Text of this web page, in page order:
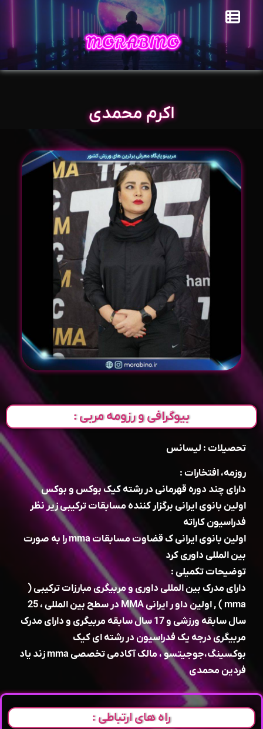
اکرم محمدی
بیوگرافی و رزومه مربی :
تحصیلات : لیسانس
روزمه، افتخارات :
دارای چند دوره قهرمانی در رشته کیک بوکس و بوکس
اولین بانوی ایرانی برگزار کننده مسابقات ترکیبی زیر نظر
فدراسیون کاراته
اولین بانوی ایرانی ک قضاوت مسابقات mma را به صورت
بین المللی داوری کرد
توضیحات تکمیلی :
دارای مدرک بین المللی داوری و مربیگری مبارزات ترکیبی (
mma ) , اولین داو ر ایرانی MMA در سطح بین المللی ، 25
سال سابقه ورزشی و 17 سال سابقه مربیگری و دارای مدرک
مربیگری درجه یک فدراسیون در رشته ای کیک
بوکسینگ،جوجیتسو ، مالک آکادمی تخصصی mma زند یاد
فردین محمدی
راه های ارتباطی :